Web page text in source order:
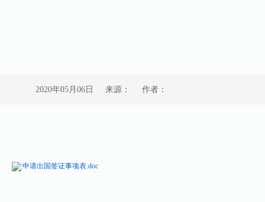
2020年05月06日 来源： 作者：
申请出国签证事项表.doc